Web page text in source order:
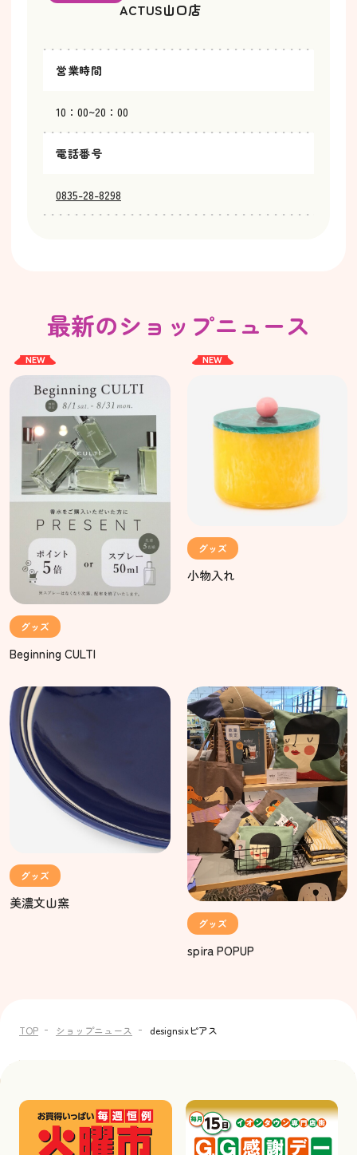
ACTUS山口店
営業時間
10：00~20：00
電話番号
0835-28-8298
最新のショップニュース
NEW
グッズ
Beginning CULTI
NEW
グッズ
小物入れ
グッズ
美濃文山窯
グッズ
spira POPUP
TOP ショップニュース designsixピアス